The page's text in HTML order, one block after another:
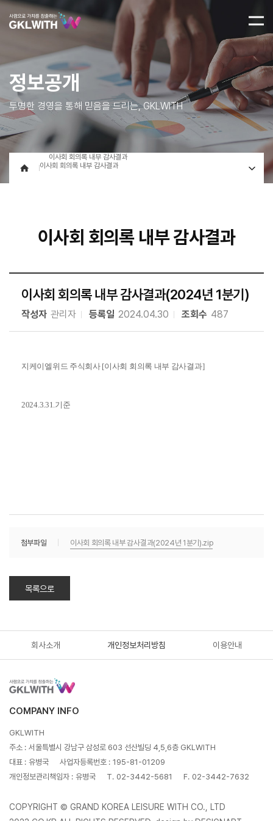
정보공개
투명한 경영을 통해 믿음을 드리는, GKLWITH
이사회 회의록 내부 감사결과
이사회 회의록 내부 감사결과
이사회 회의록 내부 감사결과
이사회 회의록 내부 감사결과(2024년 1분기)
작성자 관리자 등록일 2024.04.30 조회수 487
지케이엘위드 주식회사 [이사회 회의록 내부 감사결과]
2024.3.31.기준
첨부파일 이사회 회의록 내부 감사결과(2024년 1분기).zip
목록으로
회사소개 개인정보처리방침 이용안내
COMPANY INFO
GKLWITH
주소 : 서울특별시 강남구 삼성로 603 선산빌딩 4,5,6층 GKLWITH
대표 : 유병국 사업자등록번호 : 195-81-01209
개인정보관리책임자 : 유병국 T. 02-3442-5681 F. 02-3442-7632
COPYRIGHT © GRAND KOREA LEISURE WITH CO., LTD